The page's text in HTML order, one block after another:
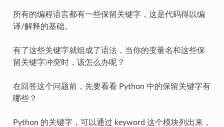
所有的编程语言都有一些保留关键字，这是代码得以编
译/解释的基础。
有了这些关键字就组成了语法，当你的变量名和这些保
留关键字冲突时，该怎么办呢？
在回答这个问题前，先要看看 Python 中的保留关键字有
哪些？
Python 的关键字，可以通过 keyword 这个模块列出来，